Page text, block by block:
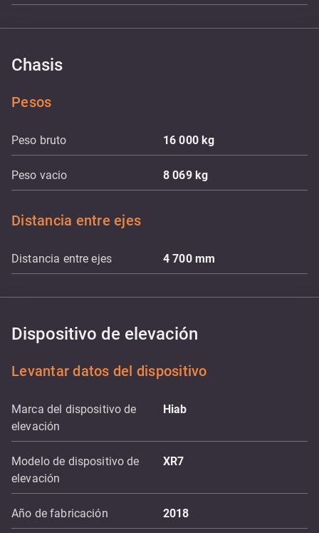
Chasis
Pesos
Peso bruto 16 000kg
Peso vacio 8 069 kg
Distancia entre ejes
Distancia entre ejes 4 700 mm
Dispositivo de elevación
Levantar datos del dispositivo
Marca del dispositivo de
elevación
Hiab
Modelo de dispositivo de
elevación
XR7
Año de fabricación 2018